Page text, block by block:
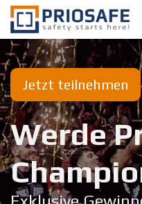
Zum Inhalt springen
Jetzt teilnehmen
Werde